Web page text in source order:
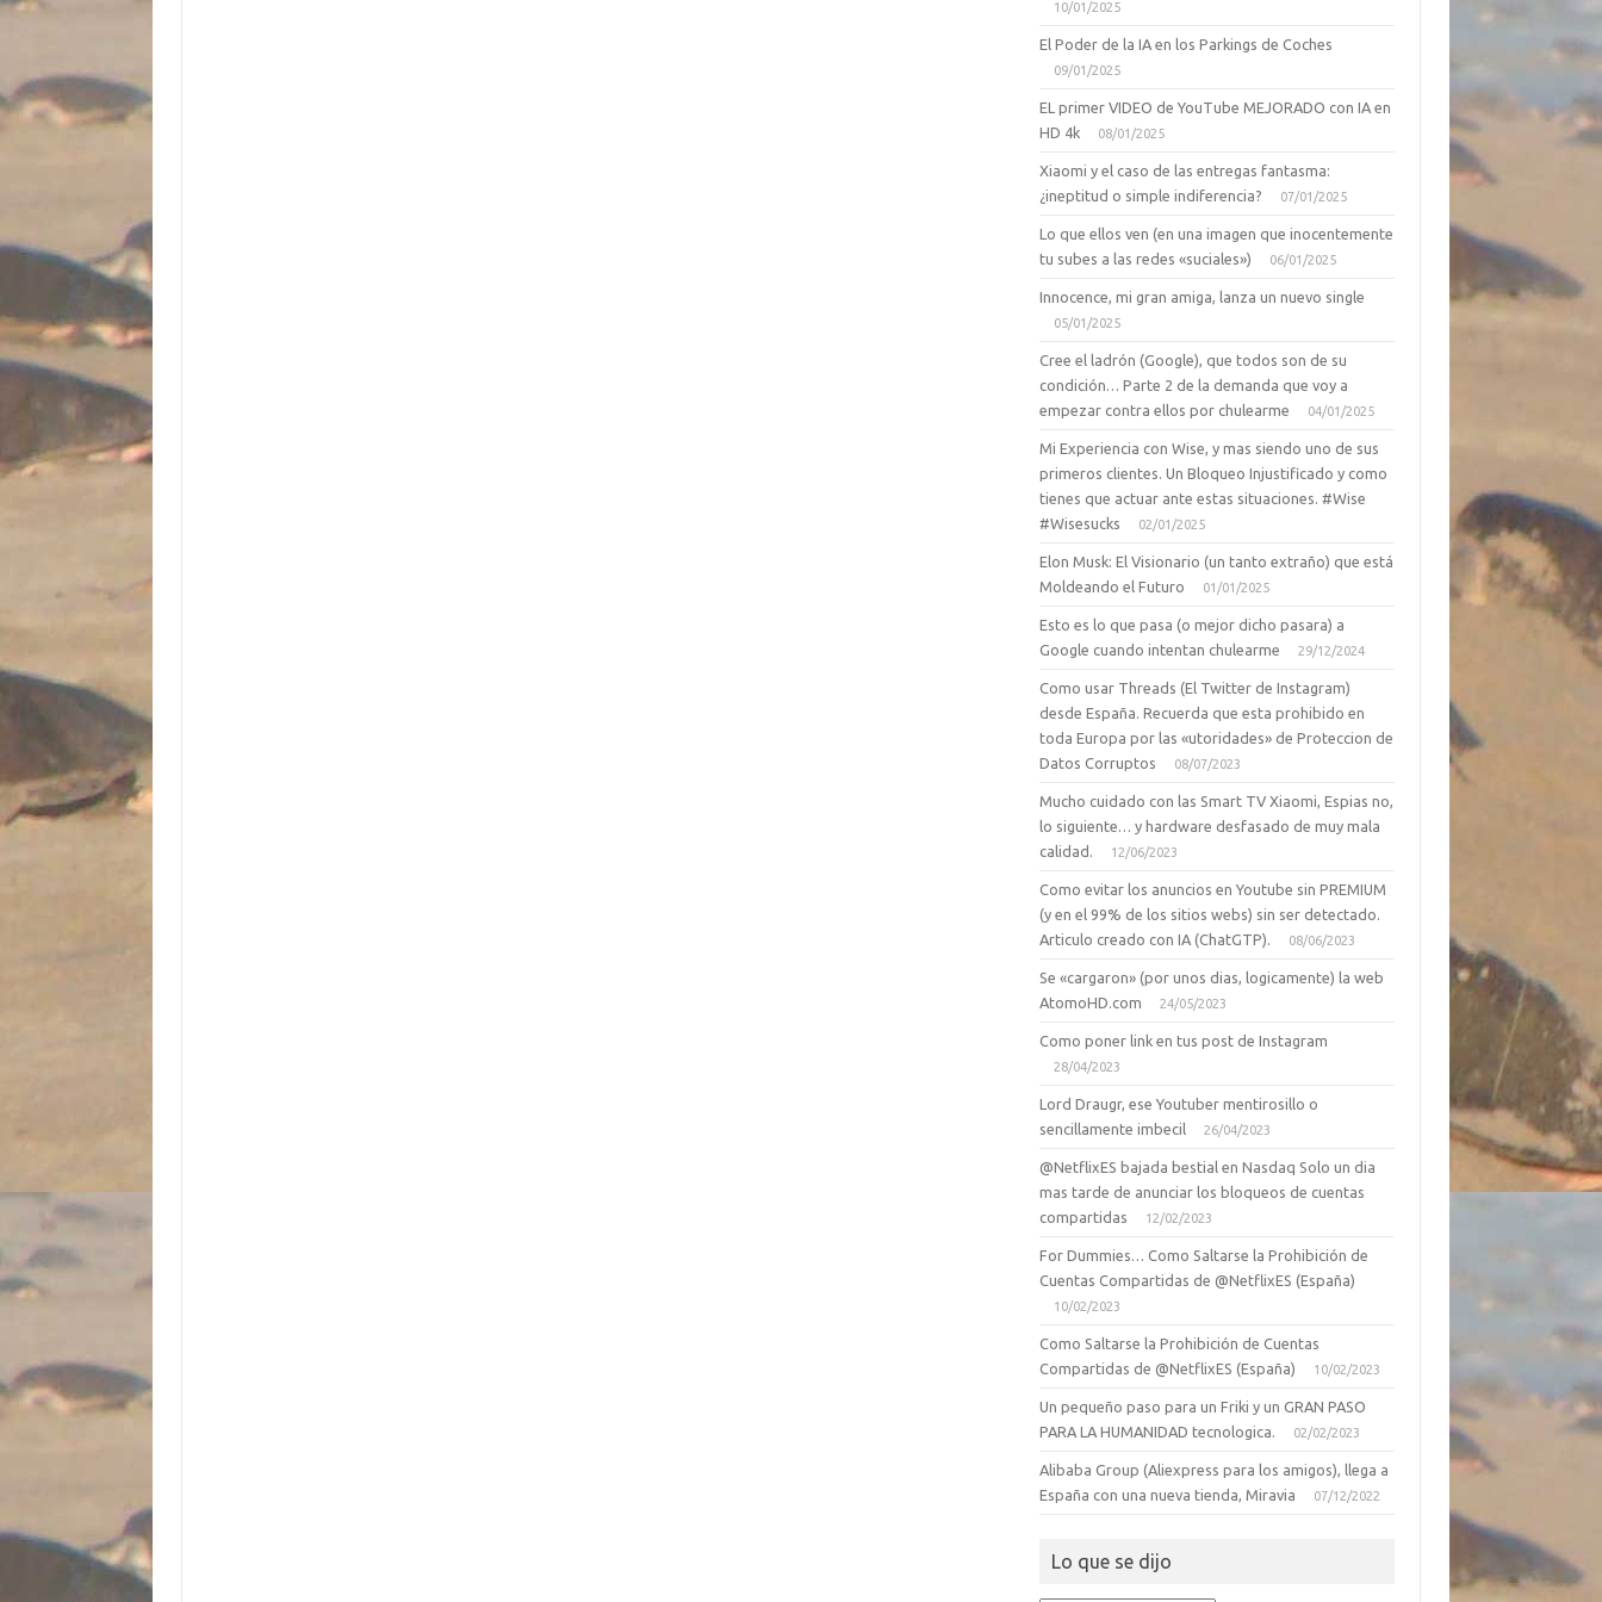
10/01/2025
El Poder de la IA en los Parkings de Coches
09/01/2025
EL primer VIDEO de YouTube MEJORADO con IA en
HD 4k
08/01/2025
Xiaomi y el caso de las entregas fantasma:
¿ineptitud o simple indiferencia?
07/01/2025
Lo que ellos ven (en una imagen que inocentemente
tu subes a las redes «suciales»)
06/01/2025
Innocence, mi gran amiga, lanza un nuevo single
05/01/2025
Cree el ladrón (Google), que todos son de su
condición… Parte 2 de la demanda que voy a
empezar contra ellos por chulearme
04/01/2025
Mi Experiencia con Wise, y mas siendo uno de sus
primeros clientes. Un Bloqueo Injustificado y como
tienes que actuar ante estas situaciones. #Wise
#Wisesucks
02/01/2025
Elon Musk: El Visionario (un tanto extraño) que está
Moldeando el Futuro
01/01/2025
Esto es lo que pasa (o mejor dicho pasara) a
Google cuando intentan chulearme
29/12/2024
Como usar Threads (El Twitter de Instagram)
desde España. Recuerda que esta prohibido en
toda Europa por las «utoridades» de Proteccion de
Datos Corruptos
08/07/2023
Mucho cuidado con las Smart TV Xiaomi, Espias no,
lo siguiente… y hardware desfasado de muy mala
calidad.
12/06/2023
Como evitar los anuncios en Youtube sin PREMIUM
(y en el 99% de los sitios webs) sin ser detectado.
Articulo creado con IA (ChatGTP).
08/06/2023
Se «cargaron» (por unos dias, logicamente) la web
AtomoHD.com
24/05/2023
Como poner link en tus post de Instagram
28/04/2023
Lord Draugr, ese Youtuber mentirosillo o
sencillamente imbecil
26/04/2023
@NetflixES bajada bestial en Nasdaq Solo un dia
mas tarde de anunciar los bloqueos de cuentas
compartidas
12/02/2023
For Dummies… Como Saltarse la Prohibición de
Cuentas Compartidas de @NetflixES (España)
10/02/2023
Como Saltarse la Prohibición de Cuentas
Compartidas de @NetflixES (España)
10/02/2023
Un pequeño paso para un Friki y un GRAN PASO
PARA LA HUMANIDAD tecnologica.
02/02/2023
Alibaba Group (Aliexpress para los amigos), llega a
España con una nueva tienda, Miravia
07/12/2022
Lo que se dijo